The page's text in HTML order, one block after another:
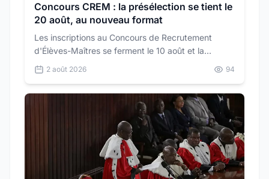
Concours CREM : la présélection se tient le
20 août, au nouveau format
Les inscriptions au Concours de Recrutement
d'Élèves-Maîtres se ferment le 10 août et la
présélection se tient le 20 août. Le format de
l'épreuve a changé pour les quatre options.
2 août 2026 94